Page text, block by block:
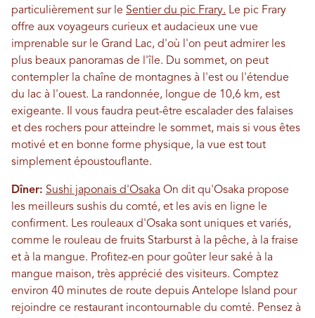
particulièrement sur le Sentier du pic Frary. Le pic Frary
offre aux voyageurs curieux et audacieux une vue
imprenable sur le Grand Lac, d'où l'on peut admirer les
plus beaux panoramas de l'île. Du sommet, on peut
contempler la chaîne de montagnes à l'est ou l'étendue
du lac à l'ouest. La randonnée, longue de 10,6 km, est
exigeante. Il vous faudra peut-être escalader des falaises
et des rochers pour atteindre le sommet, mais si vous êtes
motivé et en bonne forme physique, la vue est tout
simplement époustouflante.
Dîner: Sushi japonais d'Osaka On dit qu'Osaka propose
les meilleurs sushis du comté, et les avis en ligne le
confirment. Les rouleaux d'Osaka sont uniques et variés,
comme le rouleau de fruits Starburst à la pêche, à la fraise
et à la mangue. Profitez-en pour goûter leur saké à la
mangue maison, très apprécié des visiteurs. Comptez
environ 40 minutes de route depuis Antelope Island pour
rejoindre ce restaurant incontournable du comté. Pensez à